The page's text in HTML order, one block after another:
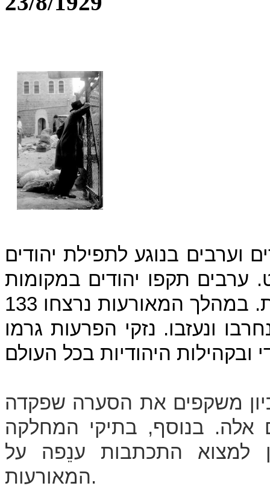
וערבים בנוגע לתפילת יהודים
ערבים תקפו יהודים במקומות
רבים ברחבי הארץ וגרמו לפגיעות קשות. במהלך המאורעות נרצחו 133
ונעזבו. נזקי הפרעות גרמו
משקפים את הסערה שפקדה
אלה. בנוסף, בתיקי המחלקה
למצוא התכתבות ענֵפה על
המאורעות.